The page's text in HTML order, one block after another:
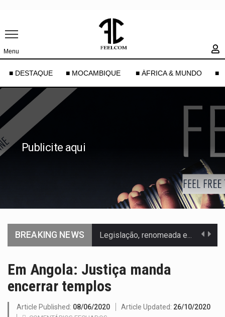
Menu
■ DESTAQUE ■ MOCAMBIQUE ■ ÁFRICA & MUNDO ■
Publicite aqui
BREAKING NEWS Legislação, renomeada em homenagem ao falecido senador Lindsey Graham, foi…
A final coloca frente a frente duas equipas que chegaram…
Em Angola: Justiça manda
encerrar templos
Article Published: 08/06/2020 Article Updated: 26/10/2020